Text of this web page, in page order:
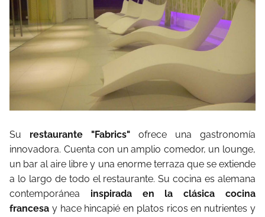
Su restaurante "Fabrics" ofrece una gastronomía
innovadora. Cuenta con un amplio comedor, un lounge,
un bar al aire libre y una enorme terraza que se extiende
a lo largo de todo el restaurante. Su cocina es alemana
contemporánea inspirada en la clásica cocina
francesa y hace hincapié en platos ricos en nutrientes y